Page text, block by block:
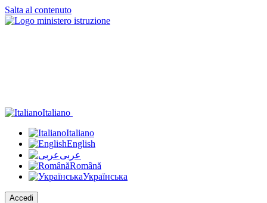
Salta al contenuto
Italiano
Italiano
English
عربى
Română
Українська
Accedi